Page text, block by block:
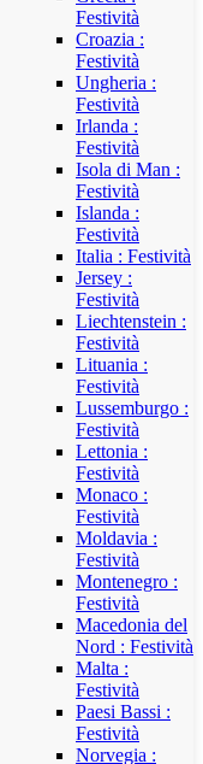
Festività
Croazia :
Festività
Ungheria :
Festività
Irlanda :
Festività
Isola di Man :
Festività
Islanda :
Festività
Italia : Festività
Jersey :
Festività
Liechtenstein :
Festività
Lituania :
Festività
Lussemburgo :
Festività
Lettonia :
Festività
Monaco :
Festività
Moldavia :
Festività
Montenegro :
Festività
Macedonia del
Nord : Festività
Malta :
Festività
Paesi Bassi :
Festività
Norvegia :